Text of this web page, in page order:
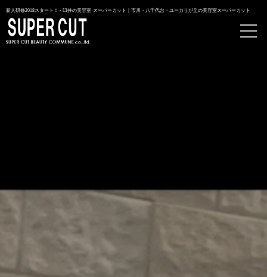
新人研修2018スタート！ - 臼井の美容室 スーパーカット｜市川・八千代台・ユーカリが丘の美容室スーパーカット